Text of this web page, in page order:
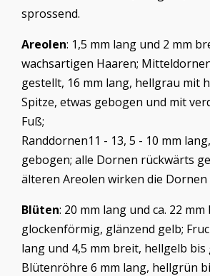
sprossend.
Areolen: 1,5 mm lang und 2 mm
wachsartigen Haaren;
gestellt, 16 mm lang, hellgrau mit
Spitze, etwas gebogen und mit
Fuß;
Randdornen11 - 13, 5 - 10 mm
gebogen; alle Dornen rückwärts
älteren Areolen wirken die Dornen
Blüten: 20 mm lang und ca. 22 mm
glockenförmig, glänzend gelb;
lang und 4,5 mm breit, hellgelb bis
Blütenröhre 6 mm lang, hellgrün